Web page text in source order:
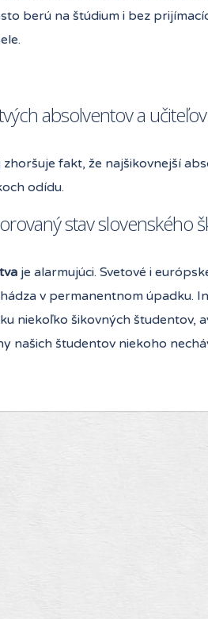
berú na štúdium i bez
absolventov a
zhoršuje fakt, že najšikovnejší
odídu.
stav slovenského
je alarmujúci. Svetové i
v permanentnom úpadku.
niekoľko šikovných študentov,
našich študentov niekoho